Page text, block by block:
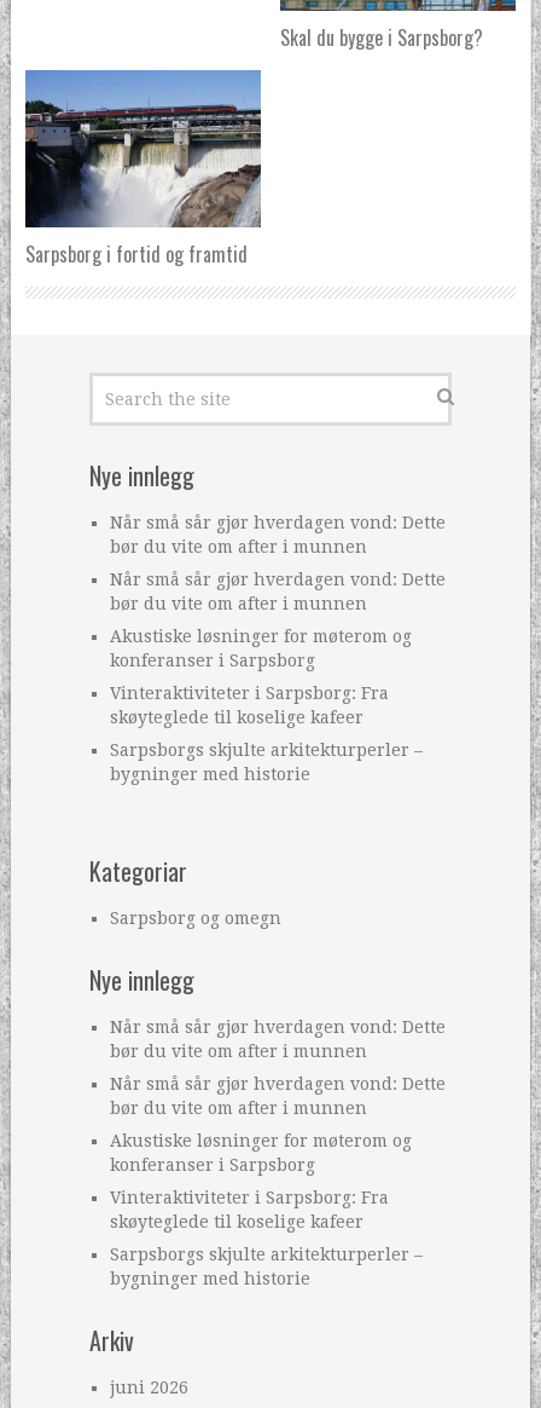
Skal du bygge i Sarpsborg?
Sarpsborg i fortid og framtid
Nye innlegg
Når små sår gjør hverdagen vond: Dette
bør du vite om after i munnen
Når små sår gjør hverdagen vond: Dette
bør du vite om after i munnen
Akustiske løsninger for møterom og
konferanser i Sarpsborg
Vinteraktiviteter i Sarpsborg: Fra
skøyteglede til koselige kafeer
Sarpsborgs skjulte arkitekturperler –
bygninger med historie
Kategoriar
Sarpsborg og omegn
Nye innlegg
Når små sår gjør hverdagen vond: Dette
bør du vite om after i munnen
Når små sår gjør hverdagen vond: Dette
bør du vite om after i munnen
Akustiske løsninger for møterom og
konferanser i Sarpsborg
Vinteraktiviteter i Sarpsborg: Fra
skøyteglede til koselige kafeer
Sarpsborgs skjulte arkitekturperler –
bygninger med historie
Arkiv
juni 2026